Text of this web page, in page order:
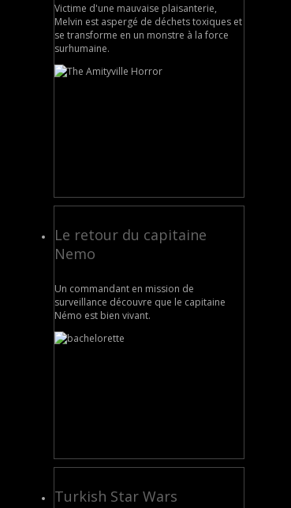
Victime d'une mauvaise plaisanterie,
Melvin est aspergé de déchets toxiques et
se transforme en un monstre à la force
surhumaine.
Le retour du capitaine
Nemo
Un commandant en mission de
surveillance découvre que le capitaine
Némo est bien vivant.
Turkish Star Wars